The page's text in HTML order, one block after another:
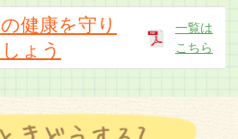
健康を守り
ょう
一覧は
こちら